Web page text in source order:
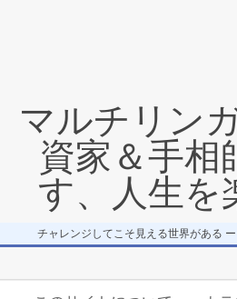
マルチリン
資家＆手相
す、人生を
チャレンジしてこそ見える世界がある